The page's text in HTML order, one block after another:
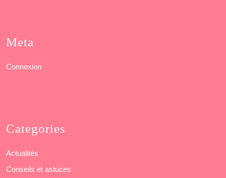
Meta
Connexion
Categories
Actualités
Conseils et astuces